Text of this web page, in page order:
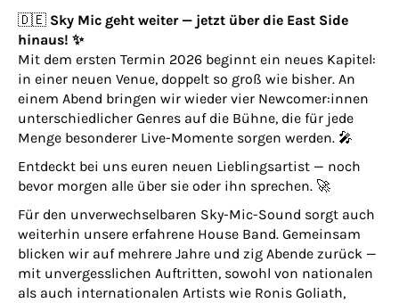
🇩🇪 Sky Mic geht weiter — jetzt über die East Side
hinaus! ✨
Mit dem ersten Termin 2026 beginnt ein neues Kapitel:
in einer neuen Venue, doppelt so groß wie bisher. An
einem Abend bringen wir wieder vier Newcomer:innen
unterschiedlicher Genres auf die Bühne, die für jede
Menge besonderer Live-Momente sorgen werden. 🎤
Entdeckt bei uns euren neuen Lieblingsartist — noch
bevor morgen alle über sie oder ihn sprechen. 🚀
Für den unverwechselbaren Sky-Mic-Sound sorgt auch
weiterhin unsere erfahrene House Band. Gemeinsam
blicken wir auf mehrere Jahre und zig Abende zurück —
mit unvergesslichen Auftritten, sowohl von nationalen
als auch internationalen Artists wie Ronis Goliath,